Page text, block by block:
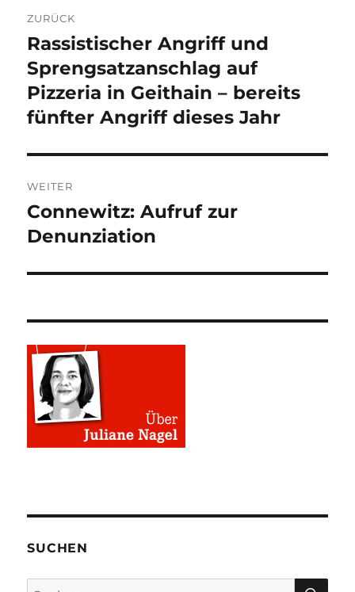
ZURÜCK
Vorheriger
Beitrag:
Rassistischer Angriff und
Sprengsatzanschlag auf
Pizzeria in Geithain – bereits
fünfter Angriff dieses Jahr
WEITER
Nächster
Beitrag:
Connewitz: Aufruf zur
Denunziation
SUCHEN
Suchen